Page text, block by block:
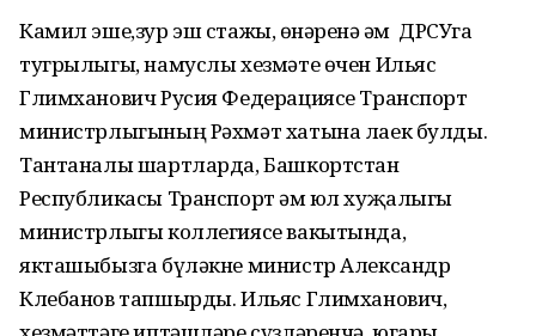
Камил эше,зур эш стажы, һөнәренә һәм ДРСУга
тугрылыгы, намуслы хезмәте өчен Ильяс
Глимханович Русия Федерациясе Транспорт
министрлыгының Рәхмәт хатына лаек булды.
Тантаналы шартларда, Башкортстан
Республикасы Транспорт һәм юл хуҗалыгы
министрлыгы коллегиясе вакытында,
якташыбызга бүләкне министр Александр
Клебанов тапшырды. Ильяс Глимханович,